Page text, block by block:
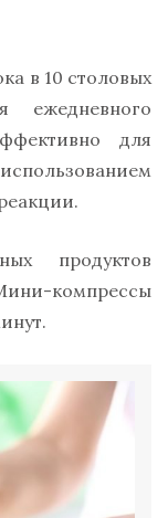
в 10 столовых
для
продуктов
компрессы